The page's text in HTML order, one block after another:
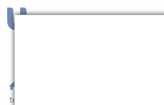
/ Inscrições para
terminam sábado (18)